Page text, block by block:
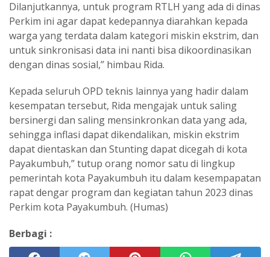
Dilanjutkannya, untuk program RTLH yang ada di dinas
Perkim ini agar dapat kedepannya diarahkan kepada
warga yang terdata dalam kategori miskin ekstrim, dan
untuk sinkronisasi data ini nanti bisa dikoordinasikan
dengan dinas sosial,” himbau Rida.
Kepada seluruh OPD teknis lainnya yang hadir dalam
kesempatan tersebut, Rida mengajak untuk saling
bersinergi dan saling mensinkronkan data yang ada,
sehingga inflasi dapat dikendalikan, miskin ekstrim
dapat dientaskan dan Stunting dapat dicegah di kota
Payakumbuh,” tutup orang nomor satu di lingkup
pemerintah kota Payakumbuh itu dalam kesempapatan
rapat dengar program dan kegiatan tahun 2023 dinas
Perkim kota Payakumbuh. (Humas)
Berbagi :